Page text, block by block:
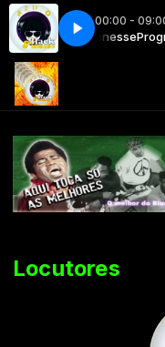
00:00 -
com DJ Black Finesse
Locutores